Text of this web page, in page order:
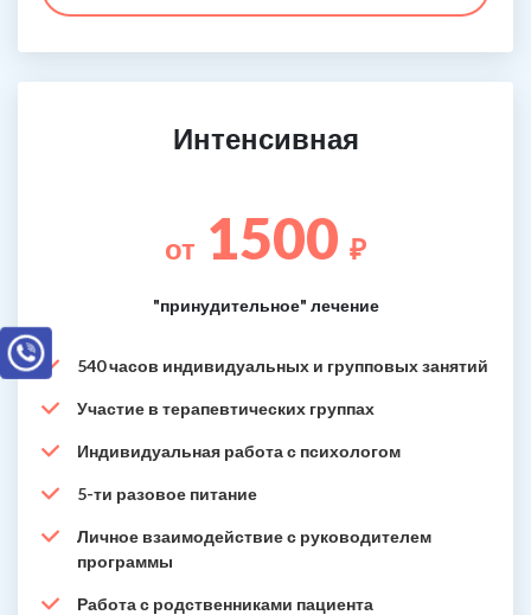
Интенсивная
от 1500 ₽
"принудительное" лечение
540 часов индивидуальных и групповых занятий
Участие в терапевтических группах
Индивидуальная работа с психологом
5-ти разовое питание
Личное взаимодействие с руководителем
программы
Работа с родственниками пациента